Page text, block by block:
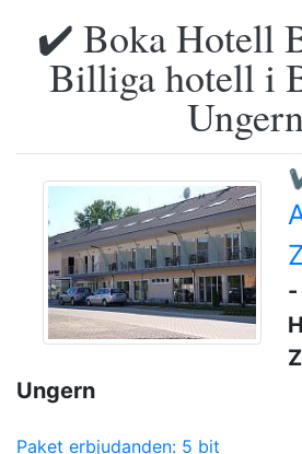
✔️ Boka Hotell
Billiga hotell i
-
Ungern
Paket erbjudanden: 5 bit